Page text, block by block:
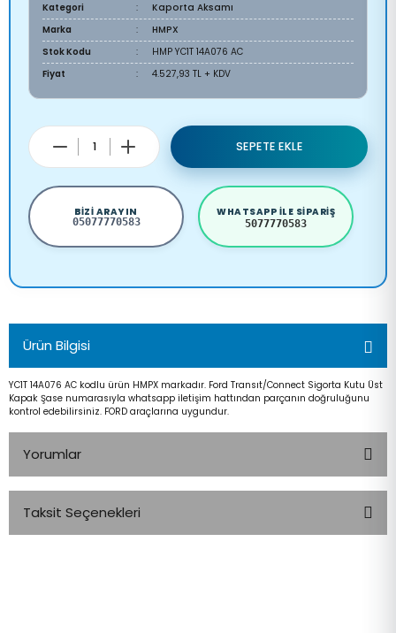
Kategori
Kaporta Aksamı
Marka
HMPX
Stok Kodu
HMP YC1T 14A076 AC
Fiyat
4.527,93 TL + KDV
SEPETE EKLE
BIZI ARAYIN
05077770583
WHATSAPP ILE SIPARIŞ
5077770583
Ürün Bilgisi
YC1T 14A076 AC kodlu ürün HMPX markadır. Ford Transıt/Connect Sigorta Kutu Üst
Kapak Şase numarasıyla whatsapp iletişim hattından parçanın doğruluğunu
kontrol edebilirsiniz. FORD araçlarına uygundur.
Yorumlar
Taksit Seçenekleri